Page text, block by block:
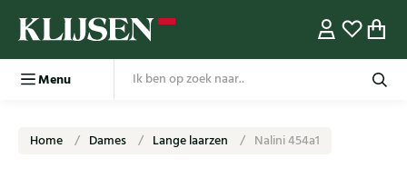
Menu
Home Dames Lange laarzen Nalini 454a1